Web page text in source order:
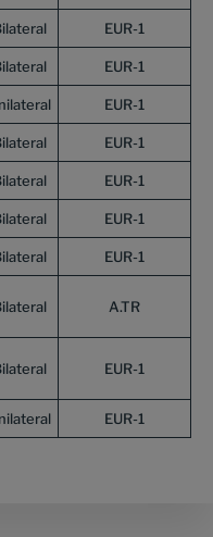
EUR-1
EUR-1
EUR-1
EUR-1
EUR-1
EUR-1
EUR-1
A.TR
EUR-1
EUR-1